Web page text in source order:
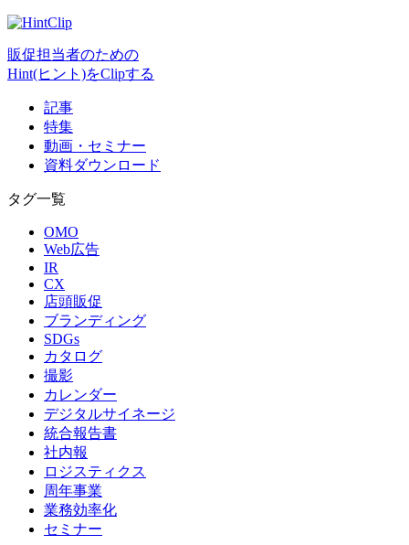
販促担当者のための
Hint(ヒント)をClipする
記事
特集
動画・セミナー
資料ダウンロード
タグ一覧
OMO
Web広告
IR
CX
店頭販促
ブランディング
SDGs
カタログ
撮影
カレンダー
デジタルサイネージ
統合報告書
社内報
ロジスティクス
周年事業
業務効率化
セミナー